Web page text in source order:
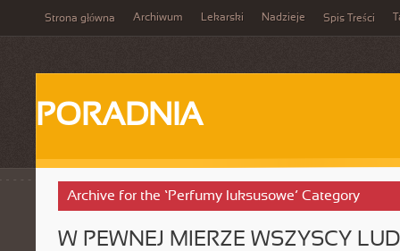
Strona główna Archiwum Lekarski Nadzieje Spis Treści
PORADNIA
Archive for the ‘Perfumy luksusowe’ Category
W PEWNEJ MIERZE WSZYSCY